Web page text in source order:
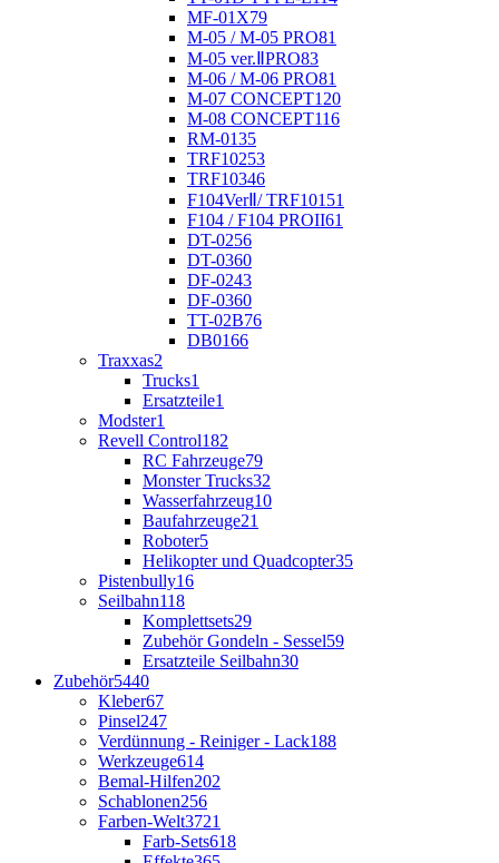
MF-01X79
M-05 / M-05 PRO81
M-05 ver.ⅡPRO83
M-06 / M-06 PRO81
M-07 CONCEPT120
M-08 CONCEPT116
RM-0135
TRF10253
TRF10346
F104VerⅡ/ TRF101 51
F104 / F104 PROII61
DT-0256
DT-0360
DF-0243
DF-0360
TT-02B76
DB0166
Traxxas2
Trucks1
Ersatzteile1
Modster1
Revell Control182
RC Fahrzeuge79
Monster Trucks32
Wasserfahrzeug10
Baufahrzeuge21
Roboter5
Helikopter und Quadcopter35
Pistenbully16
Seilbahn118
Komplettsets29
Zubehör Gondeln - Sessel59
Ersatzteile Seilbahn30
Zubehör5440
Kleber67
Pinsel247
Verdünnung - Reiniger - Lack188
Werkzeuge614
Bemal-Hilfen202
Schablonen256
Farben-Welt3721
Farb-Sets618